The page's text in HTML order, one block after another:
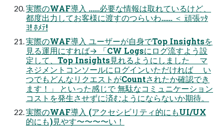
実際のWAF導⼊ ……必要な情報は取れているけど、
都度出⼒してお客様に渡すのつらいわ…… ＜ 頑張ｯﾀ
ﾖ! ﾎﾒﾃ!
実際のWAF導⼊ ユーザーが⾃⾝でTop Insightsを
⾒る運⽤にすれば→ 「CW Logsにログ流すよう設
定して、Top Insights⾒れるようにしました マ
ネジメントコンソールにログインいただければ い
つでもどんなリクエストがCountされたか確認でき
ます！」 といった感じで 無駄なコミュニケーション
コストを発⽣させずに済むようにならないか期待。
実際のWAF導⼊ (アクセシビリティ的にもUI/UX
的にも)⾒やす〜〜〜〜い！